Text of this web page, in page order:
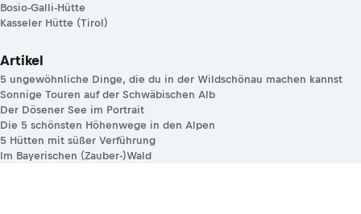
Bosio-Galli-Hütte
Kasseler Hütte (Tirol)
Artikel
5 ungewöhnliche Dinge, die du in der Wildschönau machen kannst
Sonnige Touren auf der Schwäbischen Alb
Der Dösener See im Portrait
Die 5 schönsten Höhenwege in den Alpen
5 Hütten mit süßer Verführung
Im Bayerischen (Zauber-)Wald